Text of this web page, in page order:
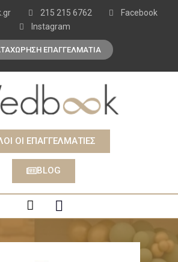
215 215 6762
Facebook
Instagram
ΕΠΑΓΓΕΛΜΑΤΙΑ
ΟΙ ΕΠΑΓΓΕΛΜΑΤΙΕΣ
BLOG